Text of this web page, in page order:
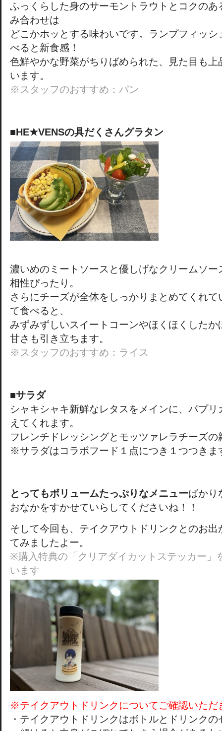
ふっくらした身のサーモントラウトとコクの
み合わせは
どこかホッとする味わいです。ランプフィッ
べると新食感！
色鮮やかな野菜がちりばめられた、見た目も
います。
※スタッフのおすすめ：パン
■HE★VENSの具だくさんグラタン
濃いめのミートソースと優しげなクリームソ
相性ぴったり。
さらにチーズが全体をしっかりまとめてくれ
て食べると、
みずみずしいスイートコーンやほくほくした
甘さも引き立ちます。
※スタッフのおすすめ：ライス
■サラダ
シャキシャキ新鮮なレタスをメインに、パプ
えてくれます。
フレンチドレッシングとモッツァレラチーズ
※サラダはコラボフード１点につき１つつきま
とってもボリュームたっぷりなメニューばかり
おなかをすかせていらしてくださいね！！
そして今回も、テイクアウトドリンクとのお
てみましたよー。
※購入特典の「クリアダイカットステッカー」
います
※テイクアウトドリンクについてご確認いただ
・テイクアウトドリンクはボトルとドリンク